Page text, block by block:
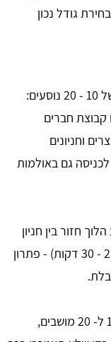
גודל נכון
הוא פתרון מדויק לקבוצות של 10 - 20 נוסעים:
חברים
וחניונים
גם באולמות
חזור בין חניון
חלופי לאולם בקצב קבוע (למשל כל 25 - 30 דקות) - פתרון
אם אתם מתלבטים בין 15 ל- 20 מושבים,